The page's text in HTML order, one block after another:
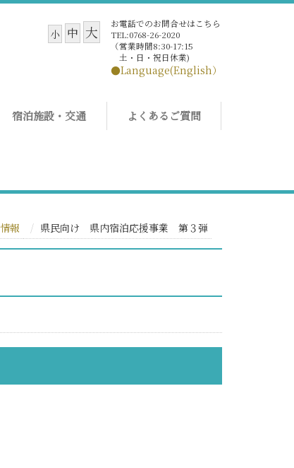
お電話でのお問合せはこちら
TEL:0768-26-2020
（営業時間8:30-17:15
土・日・祝日休業)
●Language(English）
小 中 大
宿泊施設・交通 よくあるご質問
報 県民向け 県内宿泊応援事業 第３弾